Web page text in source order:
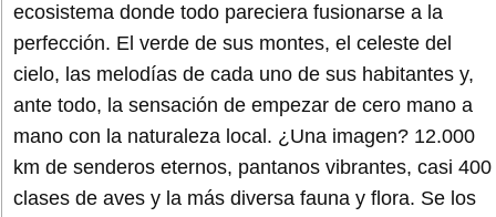
ecosistema donde todo pareciera fusionarse a la
perfección. El verde de sus montes, el celeste del
cielo, las melodías de cada uno de sus habitantes y,
ante todo, la sensación de empezar de cero mano a
mano con la naturaleza local. ¿Una imagen? 12.000
km de senderos eternos, pantanos vibrantes, casi 400
clases de aves y la más diversa fauna y flora. Se los